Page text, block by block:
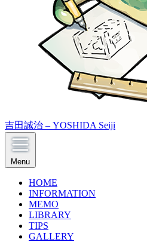
吉田誠治 – YOSHIDA Seiji
Menu
HOME
INFORMATION
MEMO
LIBRARY
TIPS
GALLERY